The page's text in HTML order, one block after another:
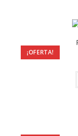
¡OFERTA!